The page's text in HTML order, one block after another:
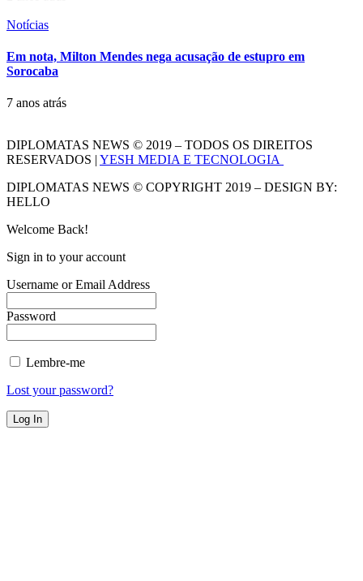
Notícias
Em nota, Milton Mendes nega acusação de estupro em
Sorocaba
7 anos atrás
DIPLOMATAS NEWS © 2019 – TODOS OS DIREITOS
RESERVADOS | YESH MEDIA E TECNOLOGIA
DIPLOMATAS NEWS © COPYRIGHT 2019 – DESIGN BY:
HELLO
Welcome Back!
Sign in to your account
Username or Email Address
Password
Lembre-me
Lost your password?